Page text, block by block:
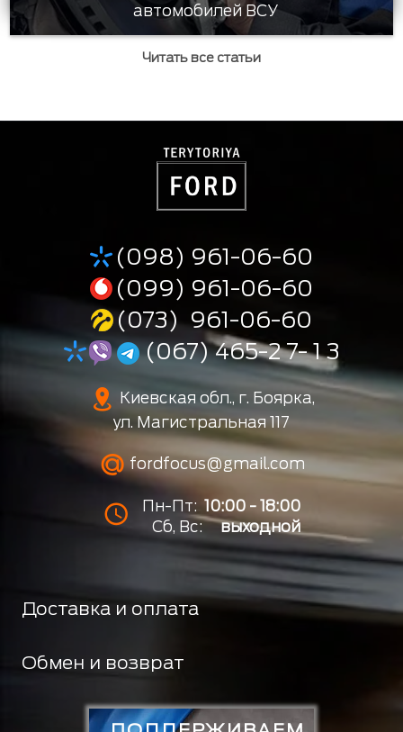
автомобилей ВСУ
Читать все статьи
(098) 961-06-60
(099) 961-06-60
(073) 961-06-60
(067) 465-2 7- 1 3
Киевская обл., г. Боярка,
ул. Магистральная 117
fordfocus@gmail.com
Пн-Пт: 10:00 - 18:00
Сб, Вс:
выходной
Доставка и оплата
Обмен и возврат